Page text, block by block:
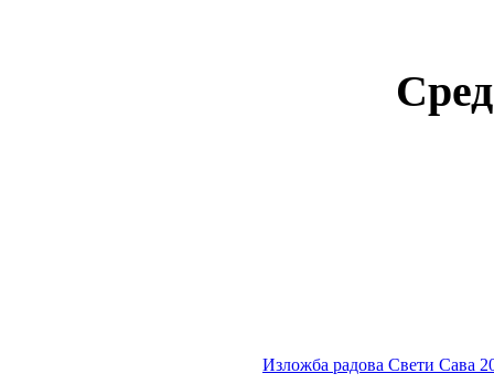
Изложба радова Свети Сава